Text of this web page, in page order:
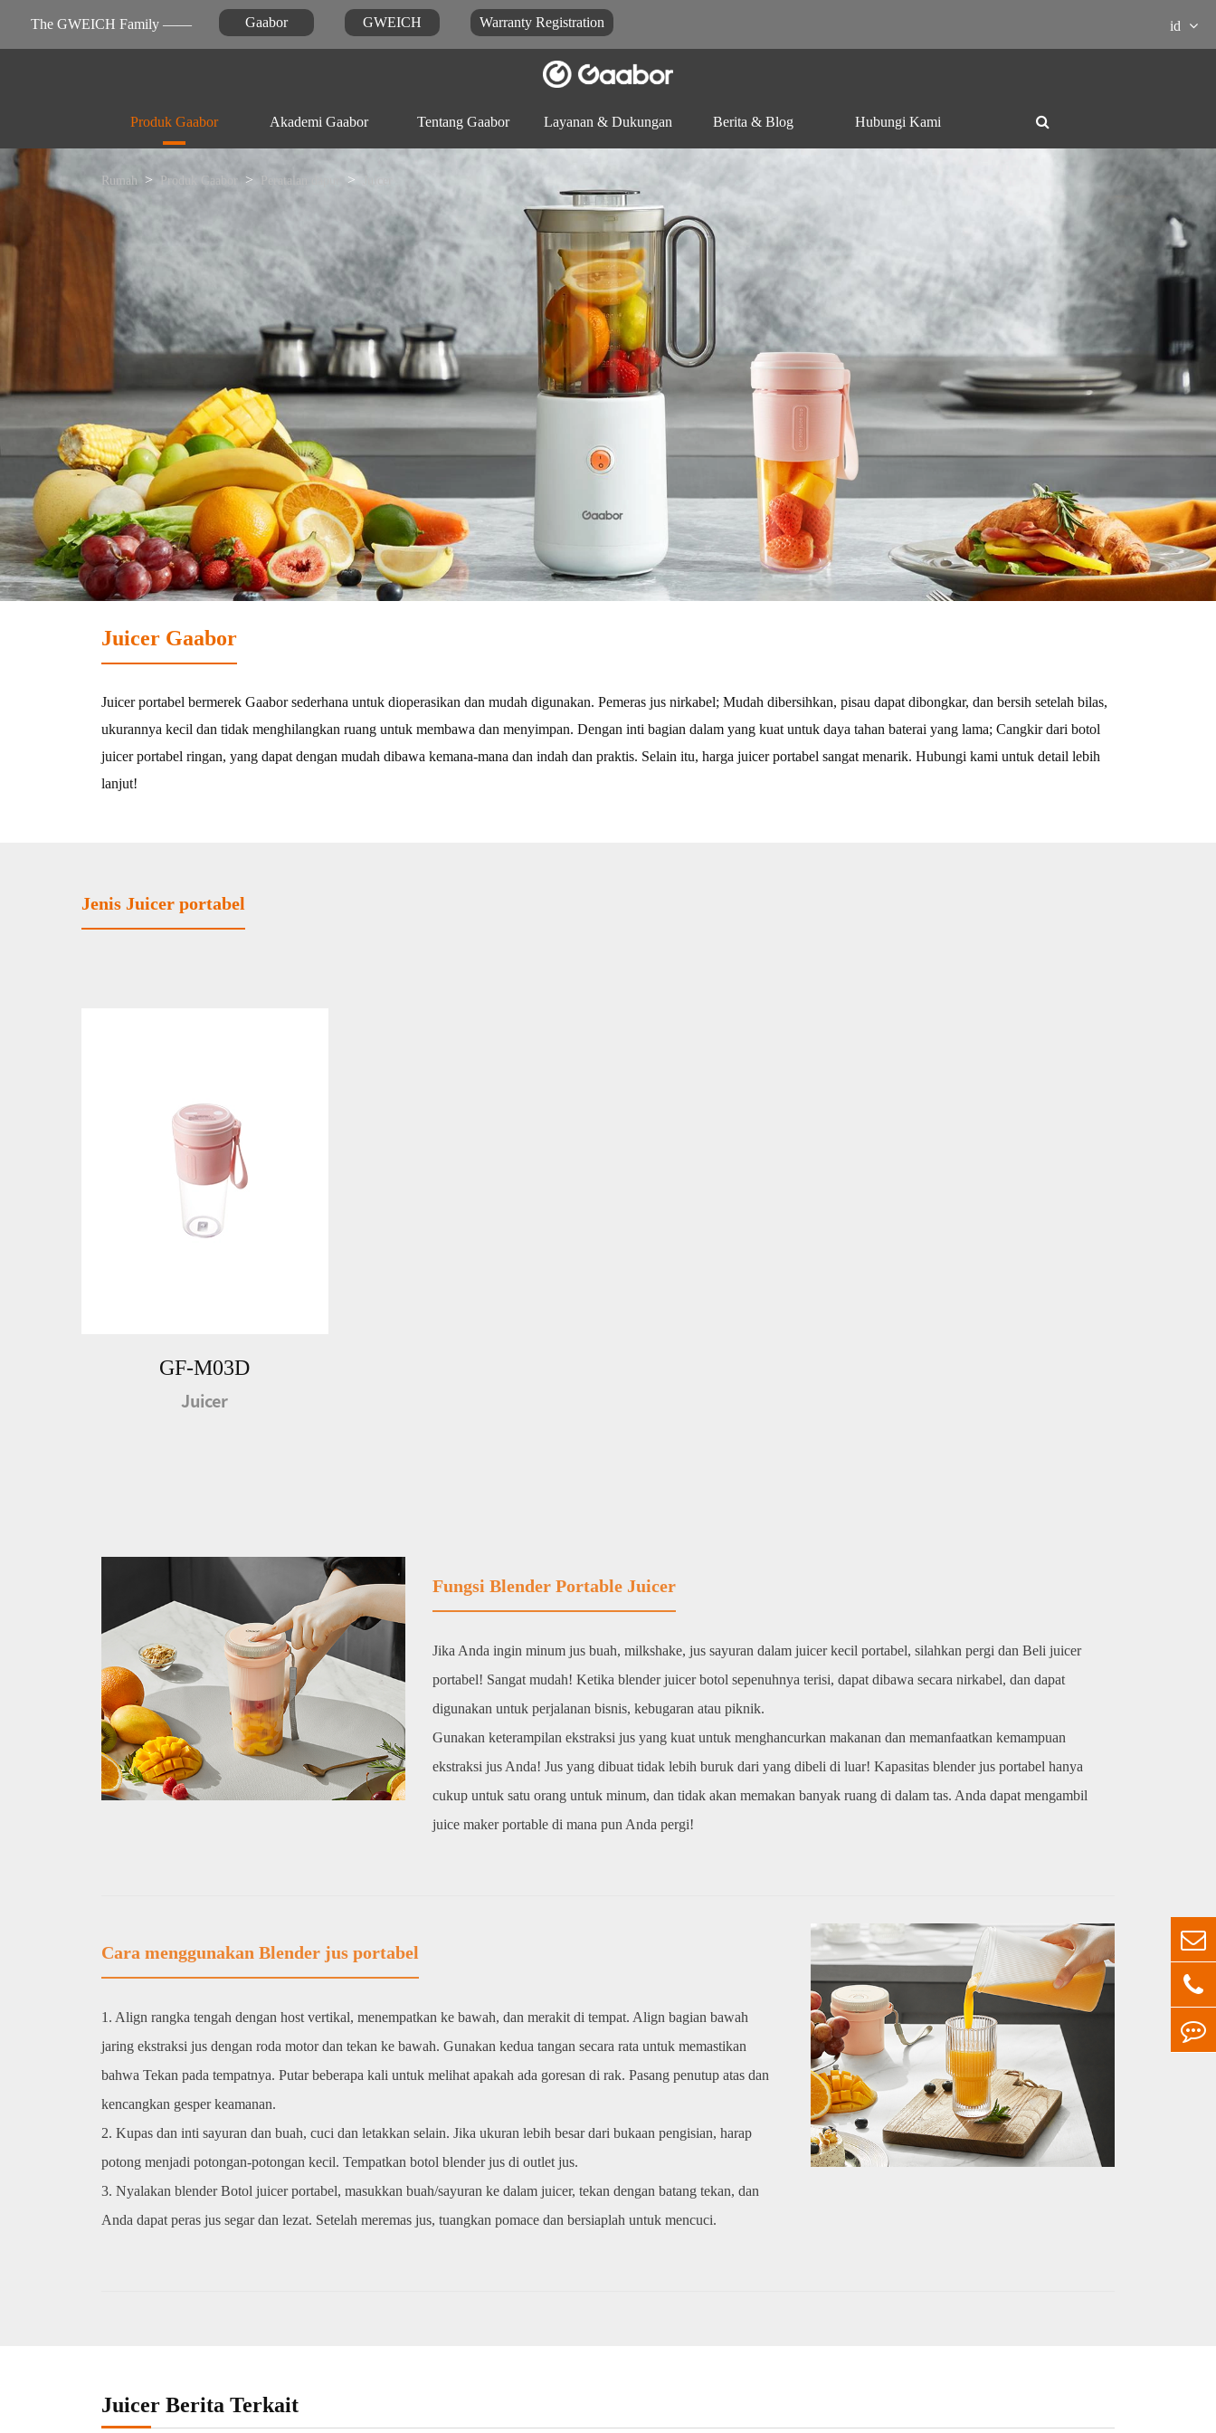
The GWEICH Family —— Gaabor GWEICH Warranty Registration
Produk Gaabor
Peratalan dapur

Penggorengan
udara
Mejikom Panci listrik
makanan
Panggangan dan
hotpot
Ketel listrik

Pengering
rambut
Produk tata
Penjepit rambut
Pembersihan
Penyedot Debu
Penyedot Debu
tungau debu
Peralatan rumah tangga
Kipas angin Setrika uap
Akademi Gaabor Tentang Gaabor Layanan & Dukungan
Video Unduhan dokumen
Berita & Blog
Berita Blog
Hubungi Kami
id
Rumah Produk Gaabor Peratalan dapur
Juicer Gaabor
Juicer portabel bermerek Gaabor sederhana untuk dioperasikan dan mudah digunakan. Pemeras jus nirkabel; Mudah dibersihkan, pisau dapat dibongkar, dan bersih setelah bilas,
ukurannya kecil dan tidak menghilangkan ruang untuk membawa dan menyimpan. Dengan inti bagian dalam yang kuat untuk daya tahan baterai yang lama; Cangkir dari botol
juicer portabel ringan, yang dapat dengan mudah dibawa kemana-mana dan indah dan praktis. Selain itu, harga juicer portabel sangat menarik. Hubungi kami untuk detail lebih
lanjut!
Jenis Juicer portabel
GF-M03D
Juicer
Fungsi Blender Portable Juicer
Jika Anda ingin minum jus buah, milkshake, jus sayuran dalam juicer kecil portabel, silahkan pergi dan Beli juicer
portabel! Sangat mudah! Ketika blender juicer botol sepenuhnya terisi, dapat dibawa secara nirkabel, dan dapat
digunakan untuk perjalanan bisnis, kebugaran atau piknik.
Gunakan keterampilan ekstraksi jus yang kuat untuk menghancurkan makanan dan memanfaatkan kemampuan
ekstraksi jus Anda! Jus yang dibuat tidak lebih buruk dari yang dibeli di luar! Kapasitas blender jus portabel hanya
cukup untuk satu orang untuk minum, dan tidak akan memakan banyak ruang di dalam tas. Anda dapat mengambil
juice maker portable di mana pun Anda pergi!
Cara menggunakan Blender jus portabel
1. Align rangka tengah dengan host vertikal, menempatkan ke bawah, dan merakit di tempat. Align bagian bawah
jaring ekstraksi jus dengan roda motor dan tekan ke bawah. Gunakan kedua tangan secara rata untuk memastikan
bahwa Tekan pada tempatnya. Putar beberapa kali untuk melihat apakah ada goresan di rak. Pasang penutup atas dan
kencangkan gesper keamanan.
2. Kupas dan inti sayuran dan buah, cuci dan letakkan selain. Jika ukuran lebih besar dari bukaan pengisian, harap
potong menjadi potongan-potongan kecil. Tempatkan botol blender jus di outlet jus.
3. Nyalakan blender Botol juicer portabel, masukkan buah/sayuran ke dalam juicer, tekan dengan batang tekan, dan
Anda dapat peras jus segar dan lezat. Setelah meremas jus, tuangkan pomace dan bersiaplah untuk mencuci.
Juicer Berita Terkait